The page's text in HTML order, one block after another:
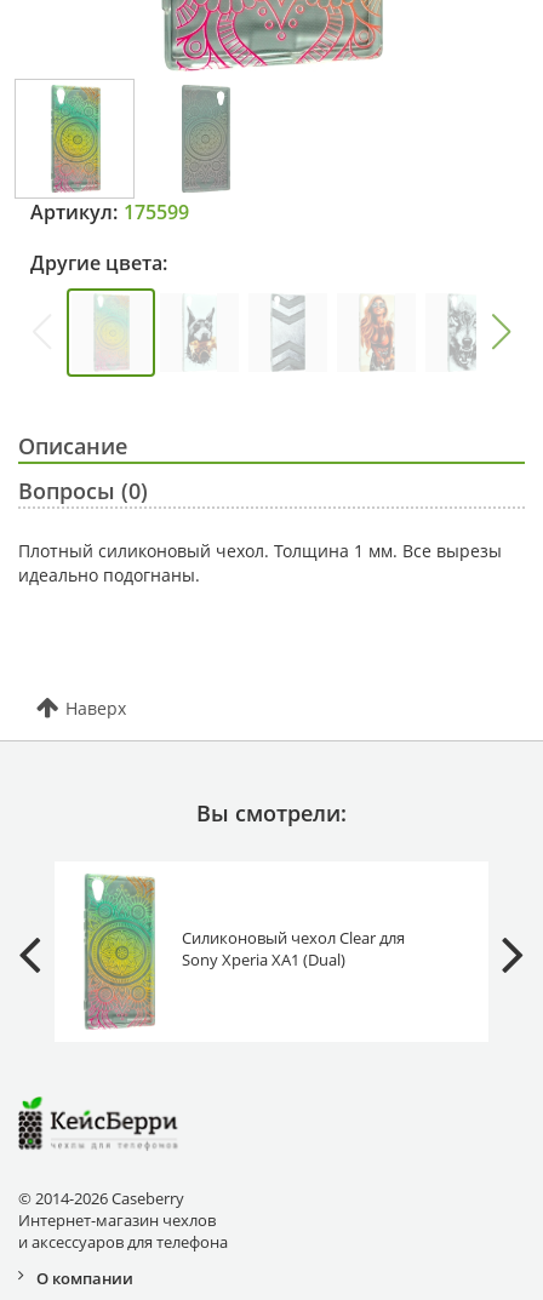
Артикул: 175599
Другие цвета:
Описание
Вопросы (0)
Плотный силиконовый чехол. Толщина 1 мм. Все вырезы
идеально подогнаны.
Наверх
Вы смотрели:
Силиконовый чехол Clear для
Sony Xperia XA1 (Dual)
© 2014-2026 Caseberry
Интернет-магазин чехлов
и аксессуаров для телефона
О компании